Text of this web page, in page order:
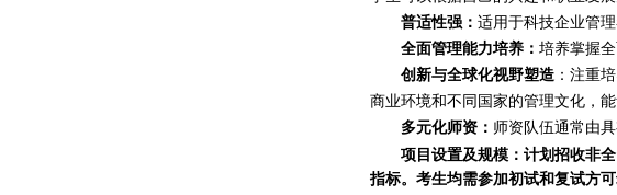
普适性强： 适用于科技企业管
全面管理能力培养： 培养掌握
创新与全球化视野塑造：注重
商业环境和不同国家的管理文化，
多元化师资： 师资队伍通常由
项目设置及规模：计划招收非全
指标。考生均需参加初试和复试方可